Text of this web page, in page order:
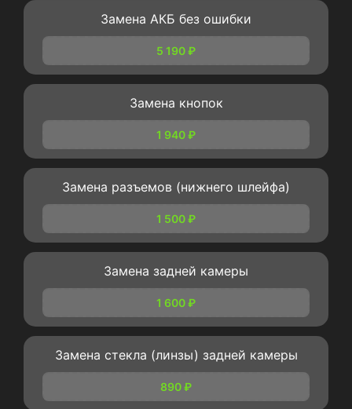
Замена АКБ без ошибки
5 190 ₽
Замена кнопок
1 940 ₽
Замена разъемов (нижнего шлейфа)
1 500 ₽
Замена задней камеры
1 600 ₽
Замена стекла (линзы) задней камеры
890 ₽